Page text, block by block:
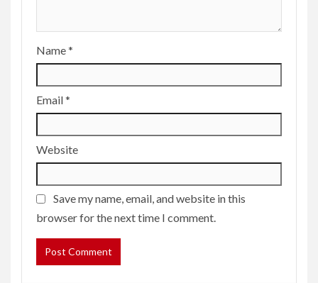
Name*
Email*
Website
Save my name, email, and website in this
browser for the next time I comment.